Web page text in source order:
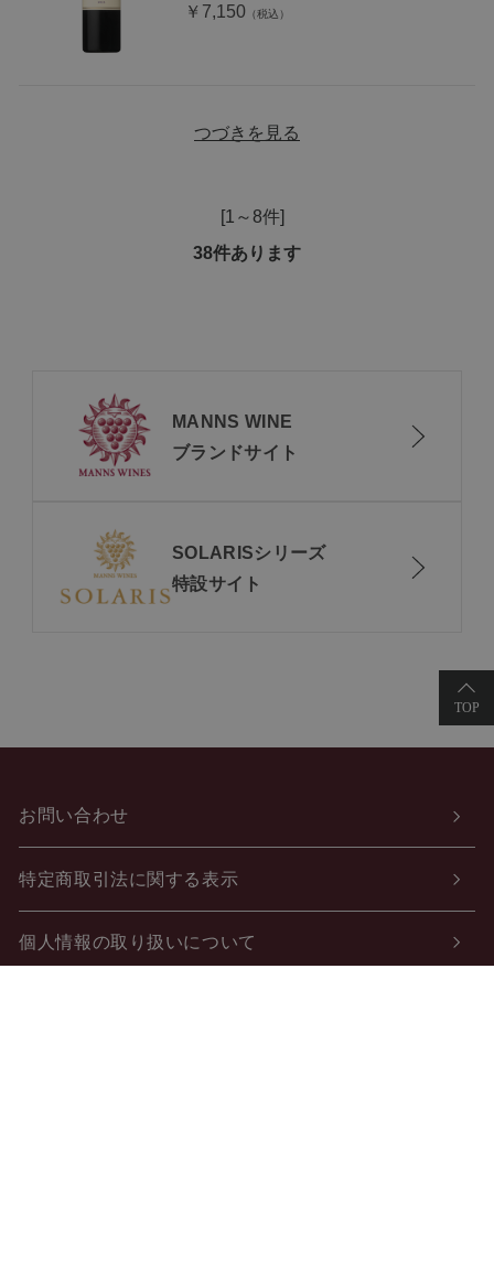
￥7,150
つづきを見る
[1～8件]
38件あります
MANNS WINE
ブランドサイト
SOLARISシリーズ
特設サイト
お問い合わせ
特定商取引法に関する表示
個人情報の取り扱いについて